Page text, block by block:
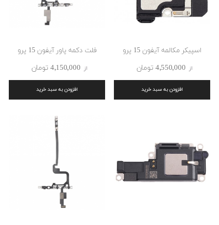
اسپیکر مکالمه آیفون 15 پرو
از 4٬550٬000 ‎تومان
افزودن به سبد خرید
فلت دکمه پاور آیفون 15 پرو
از 4٬150٬000 ‎تومان
افزودن به سبد خرید